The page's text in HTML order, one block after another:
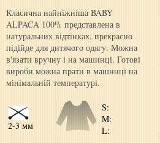
Класична найніжніша BABY
ALPACA 100% представлена в
натуральних відтінках. прекрасно
підійде для дитячого одягу. Можна
в'язати вручну і на машинці. Готові
вироби можна прати в машинці на
мінімальній температурі.
2-3 мм
S:
M:
L: